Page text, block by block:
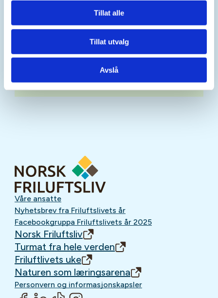
Tillat alle
Tillat utvalg
Avslå
Våre ansatte
Nyhetsbrev fra Friluftslivets år
Facebookgruppa Friluftslivets år 2025
Norsk Friluftsliv
Turmat fra hele verden
Friluftlivets uke
Naturen som læringsarena
Personvern og informasjonskapsler